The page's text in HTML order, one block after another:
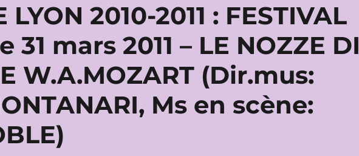
LYON 2010-2011 : FESTIVAL
31 mars 2011 – LE NOZZE DI
W.A.MOZART (Dir.mus:
Ms en scène: